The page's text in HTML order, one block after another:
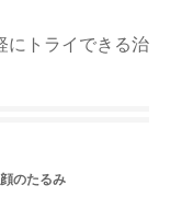
にトライできる治
顔のたるみ